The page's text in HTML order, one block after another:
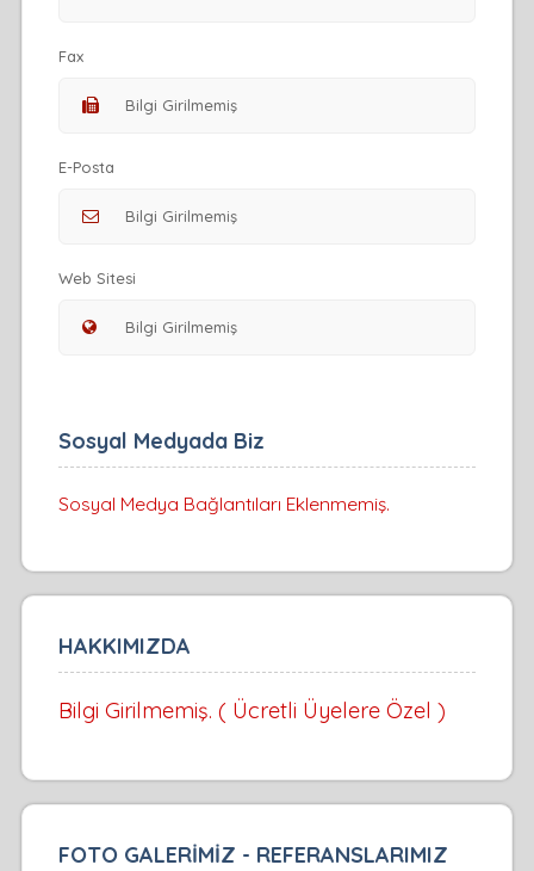
Fax
E-Posta
Web Sitesi
Sosyal Medyada Biz
Sosyal Medya Bağlantıları Eklenmemiş.
HAKKIMIZDA
Bilgi Girilmemiş. ( Ücretli Üyelere Özel )
FOTO GALERİMİZ - REFERANSLARIMIZ